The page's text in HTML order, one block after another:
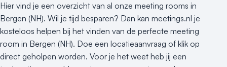
Hier vind je een overzicht van al onze meeting rooms in
Bergen (NH). Wil je tijd besparen? Dan kan meetings.nl je
kosteloos helpen bij het vinden van de perfecte meeting
room in Bergen (NH). Doe een locatieaanvraag of klik op
direct geholpen worden. Voor je het weet heb jij een